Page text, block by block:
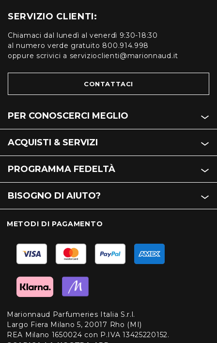
SERVIZIO CLIENTI:
Chiamaci dal lunedì al venerdì 9:30-18:30
al numero verde gratuito 800.914.998
oppure scrivici a servizioclienti@marionnaud.it
CONTATTACI
PER CONOSCERCI MEGLIO
ACQUISTI & SERVIZI
PROGRAMMA FEDELTÀ
BISOGNO DI AIUTO?
METODI DI PAGAMENTO
Marionnaud Parfumeries Italia S.r.l.
Largo Fiera Milano 5, 20017 Rho (MI)
REA Milano 1650024 con P.IVA 13425220152.